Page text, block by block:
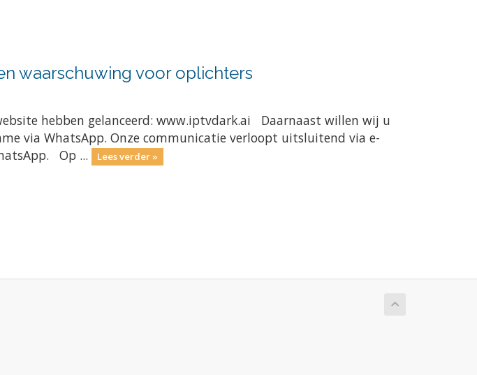
waarschuwing voor oplichters
hebben gelanceerd: www.iptvdark.ai Daarnaast willen wij u
via WhatsApp. Onze communicatie verloopt uitsluitend via e-
Op ...
Lees verder »